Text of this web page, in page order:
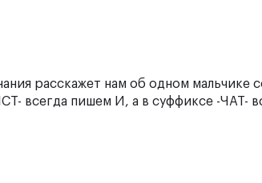
расскажет нам об одном мальчике
всегда пишем И, а в суффиксе -ЧАТ-